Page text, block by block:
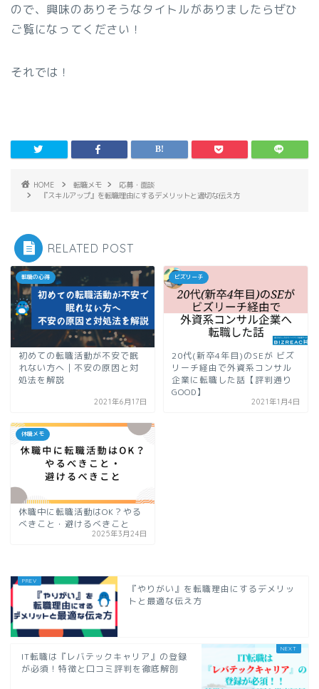
ので、興味のありそうなタイトルがありましたらぜひ
ご覧になってください！
それでは！
HOME 転職メモ
応募・面談
『スキルアップ』を転職理由にするデメリットと適切な伝え方
RELATED POST
転職の心得
初めての転職活動が不安で眠
れない方へ｜不安の原因と対
処法を解説
2021年6月17日
ビズリーチ
20代(新卒4年目)のSEが ビズ
リーチ経由で外資系コンサル
企業に転職した話【評判通り
GOOD】
2021年1月4日
休職メモ
休職中に転職活動はOK？やる
べきこと・避けるべきこと
2025年3月24日
『やりがい』を転職理由にするデメリッ
トと最適な伝え方
IT転職は『レバテックキャリア』の登録
が必須！特徴と口コミ評判を徹底解剖